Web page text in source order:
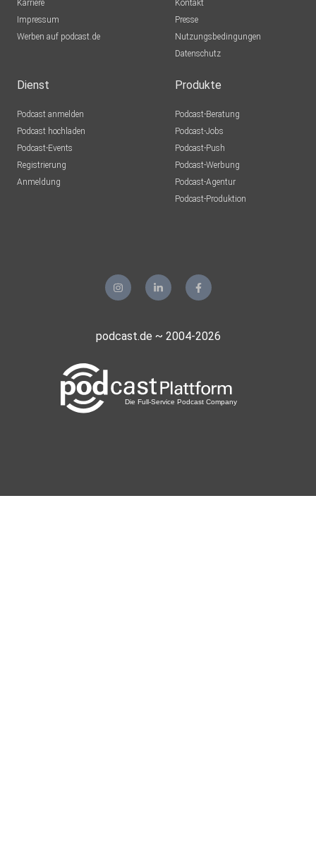
Karriere
Impressum
Werben auf podcast.de
Kontakt
Presse
Nutzungsbedingungen
Datenschutz
Dienst
Podcast anmelden
Podcast hochladen
Podcast-Events
Registrierung
Anmeldung
Produkte
Podcast-Beratung
Podcast-Jobs
Podcast-Push
Podcast-Werbung
Podcast-Agentur
Podcast-Produktion
podcast.de ~ 2004-2026